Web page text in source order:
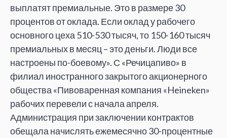
выплатят премиальные. Это в размере 30
процентов от оклада. Если оклад у рабочего
основного цеха 510-530 тысяч, то 150-160 тысяч
премиальных в месяц – это деньги. Люди все
настроены по-боевому». С «Речицапиво» в
филиал иностранного закрытого акционерного
общества «Пивоваренная компания «Heineken»
рабочих перевели с начала апреля.
Администрация при заключении контрактов
обещала начислять ежемесячно 30-процентные